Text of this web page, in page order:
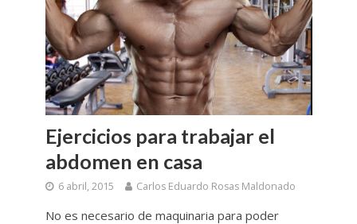
Ejercicios para trabajar el
abdomen en casa
6 abril, 2015 Carlos Eduardo Rosas Maldonado
No es necesario de maquinaria para poder